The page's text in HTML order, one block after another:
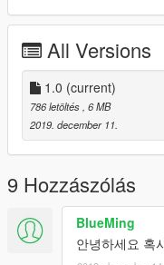
All Versions
1.0 (current)
786 letöltés , 6 MB
2019. december 11.
9 Hozzászólás
BlueMing
안녕하세요 혹